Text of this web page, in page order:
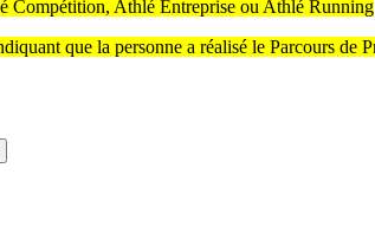
Compétition, Athlé Entreprise ou Athlé Running
que la personne a réalisé le Parcours de